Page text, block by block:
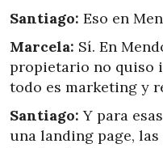
Santiago: Eso en
Marcela: Sí. En
propietario no quiso
todo es marketing y
Santiago: Y para
una landing page,